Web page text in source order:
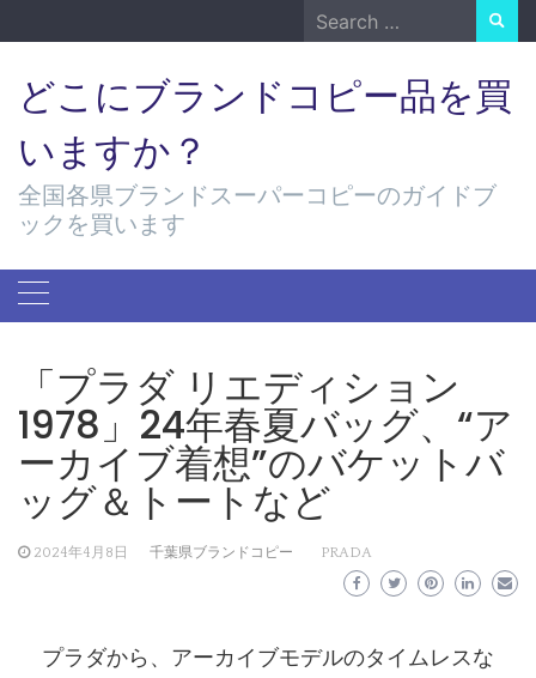
to
Search
for:
どこにブランドコピー品を買
いますか？
全国各県ブランドスーパーコピーのガイドブ
ックを買います
「プラダ リエディション
1978」24年春夏バッグ、“ア
ーカイブ着想”のバケットバ
ッグ＆トートなど
2024年4月8日 千葉県ブランドコピー PRADA
プラダから、アーカイブモデルのタイムレスな